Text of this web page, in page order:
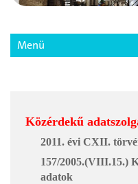
Menü
Közérdekű
2011. évi CXII.
157/2005.(VIII.15.)
adatok